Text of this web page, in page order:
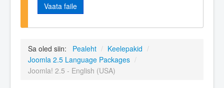
Vaata faile
Sa oled siin: Pealeht / Keelepakid /
Joomla 2.5 Language Packages /
Joomla! 2.5 - English (USA)